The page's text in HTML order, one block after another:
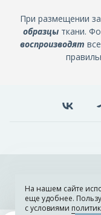
При размещении
образцыткани.
воспроизводят
На нашем сайте
еще удобнее.
с условиями